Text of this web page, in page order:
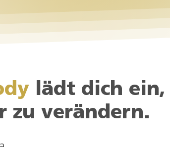
lädt dich
zu verändern.